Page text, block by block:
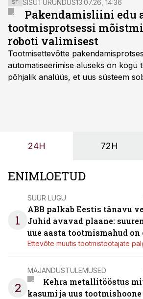
ST SISUTURUNDUS13.07.26, 14:36
Pakendamisliini edu
tootmisprotsessi
roboti valimisest
Tootmisettevõtte
automatiseerimise aluseks on kogu
põhjalik analüüs, et uus süsteem
OÜ tegevjuht Sander Mitendorf.
24H 72H
ENIMLOETUD
1
SUUR LUGU
ABB palkab Eestis tänavu
Juhid avavad plaane:
uue aasta tootmismahud on
Ettevõte muutis tootmistöötajate
2
MAJANDUSTULEMUSED
Kehra metallitööstus
kasumi ja uus